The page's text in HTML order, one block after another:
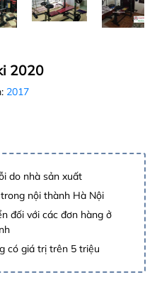
2020
2017
do nhà sản xuất
nội thành Hà Nội
đối với các đơn hàng ở
có giá trị trên 5 triệu